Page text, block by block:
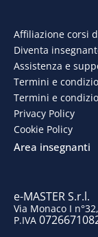
k
Affiliazione corsi
Diventa
Assistenza e
Termini e
Termini e
Privacy Policy
Cookie Policy
Area insegnanti
e-MASTER S.r.l.
Via Monaco I
P.IVA